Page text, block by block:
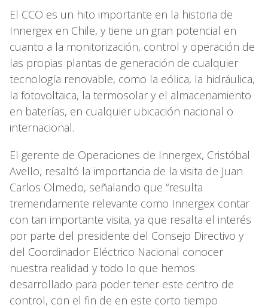
El CCO es un hito importante en la historia de
Innergex en Chile, y tiene un gran potencial en
cuanto a la monitorización, control y operación de
las propias plantas de generación de cualquier
tecnología renovable, como la eólica, la hidráulica,
la fotovoltaica, la termosolar y el almacenamiento
en baterías, en cualquier ubicación nacional o
internacional.
El gerente de Operaciones de Innergex, Cristóbal
Avello, resaltó la importancia de la visita de Juan
Carlos Olmedo, señalando que “resulta
tremendamente relevante como Innergex contar
con tan importante visita, ya que resalta el interés
por parte del presidente del Consejo Directivo y
del Coordinador Eléctrico Nacional conocer
nuestra realidad y todo lo que hemos
desarrollado para poder tener este centro de
control, con el fin de en este corto tiempo